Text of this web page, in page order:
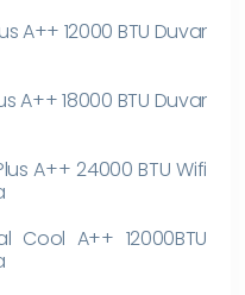
A++ 12000 BTU Duvar
A++ 18000 BTU Duvar
A++ 24000 BTU Wifi
Cool A++ 12000BTU